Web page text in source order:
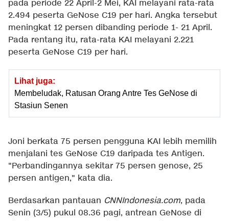
pada periode 22 April-2 Mei, KAI melayani rata-rata
2.494 peserta GeNose C19 per hari. Angka tersebut
meningkat 12 persen dibanding periode 1- 21 April.
Pada rentang itu, rata-rata KAI melayani 2.221
peserta GeNose C19 per hari.
Lihat juga:
Membeludak, Ratusan Orang Antre Tes GeNose di
Stasiun Senen
Joni berkata 75 persen pengguna KAI lebih memilih
menjalani tes GeNose C19 daripada tes Antigen.
"Perbandingannya sekitar 75 persen genose, 25
persen antigen," kata dia.
Berdasarkan pantauan CNNIndonesia.com, pada
Senin (3/5) pukul 08.36 pagi, antrean GeNose di